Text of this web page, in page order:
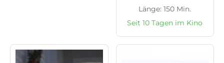
Länge: 150 Min.
Seit 10 Tagen im Kino